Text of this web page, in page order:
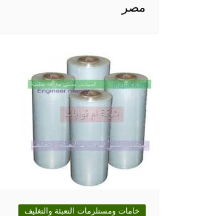
مصر
خامات ومستلزمات التعبئة والتغليف